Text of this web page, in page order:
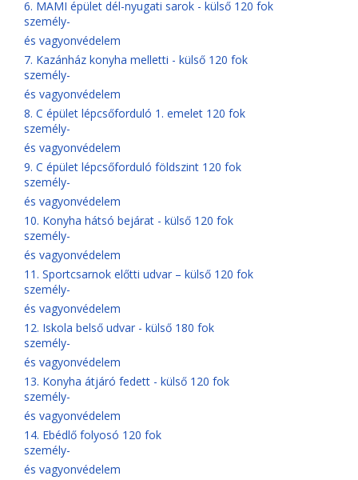
6. MAMI épület dél-nyugati sarok - külső 120 fok
személy-
és vagyonvédelem
7. Kazánház konyha melletti - külső 120 fok
személy-
és vagyonvédelem
8. C épület lépcsőforduló 1. emelet 120 fok
személy-
és vagyonvédelem
9. C épület lépcsőforduló földszint 120 fok
személy-
és vagyonvédelem
10. Konyha hátsó bejárat - külső 120 fok
személy-
és vagyonvédelem
11. Sportcsarnok előtti udvar – külső 120 fok
személy-
és vagyonvédelem
12. Iskola belső udvar - külső 180 fok
személy-
és vagyonvédelem
13. Konyha átjáró fedett - külső 120 fok
személy-
és vagyonvédelem
14. Ebédlő folyosó 120 fok
személy-
és vagyonvédelem